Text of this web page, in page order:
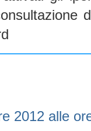
2012 alle